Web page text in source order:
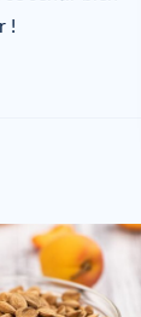
!